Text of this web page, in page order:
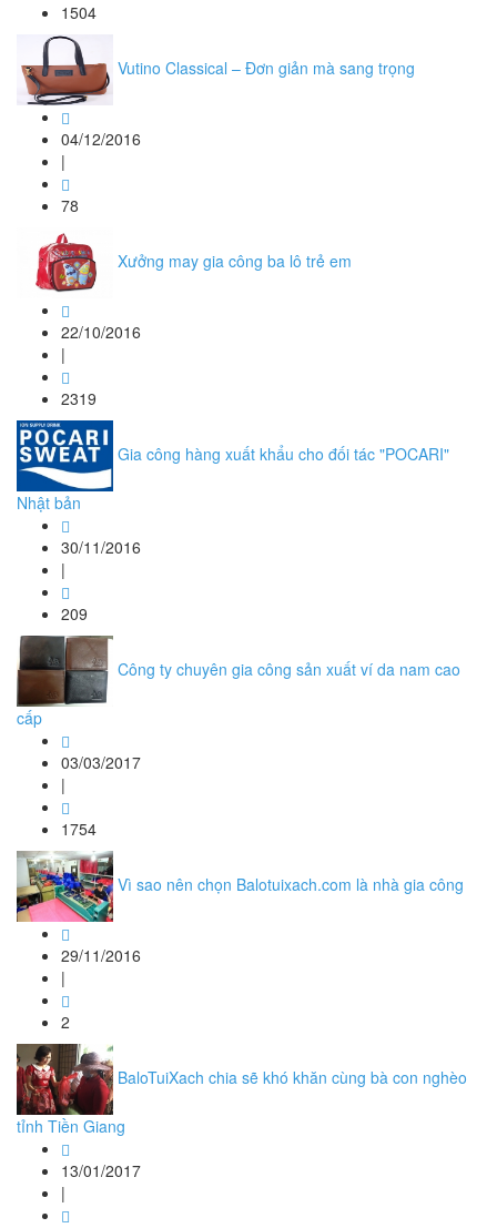
1504
Vutino Classical – Đơn giản mà sang trọng
04/12/2016
|
78
Xưởng may gia công ba lô trẻ em
22/10/2016
|
2319
Gia công hàng xuất khẩu cho đối tác "POCARI"
Nhật bản
30/11/2016
|
209
Công ty chuyên gia công sản xuất ví da nam cao
cấp
03/03/2017
|
1754
Vì sao nên chọn Balotuixach.com là nhà gia công
29/11/2016
|
2
BaloTuiXach chia sẽ khó khăn cùng bà con nghèo
tỉnh Tiền Giang
13/01/2017
|